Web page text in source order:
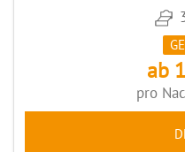
ab
pro